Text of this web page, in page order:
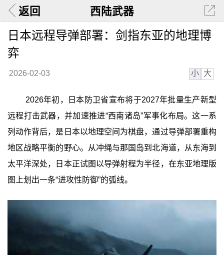
返回 西陆武器
日本远程导弹部署：剑指东亚的地理博
弈
2026-02-03 小 大
2026年初，日本防卫省宣布将于2027年批量生产新型
远程打击武器，并加速推进“西南诸岛”军事化布局。这一系
列动作背后，是日本以地理空间为棋盘，通过导弹部署重构
地区战略平衡的野心。从冲绳与那国岛到北海道，从东海到
太平洋深处，日本正试图以导弹射程为半径，在东亚地理版
图上划出一条“进攻性防御”的弧线。